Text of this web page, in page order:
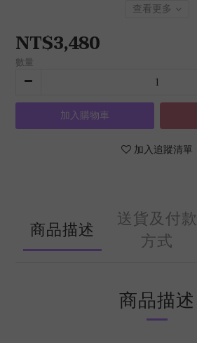
查看更多
NT$3,480
數量
加入購物車
加入追蹤清單
商品描述
送貨及付款
方式
商品描述